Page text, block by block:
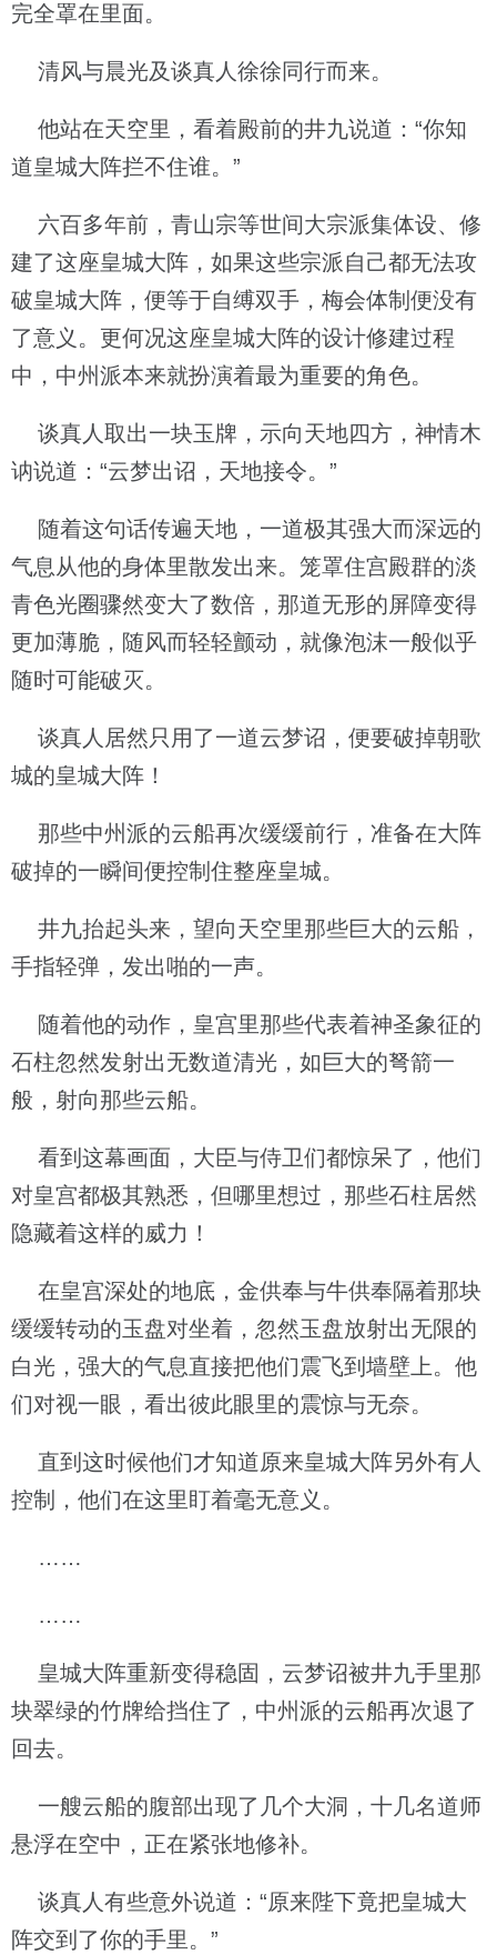
完全罩在里面。
清风与晨光及谈真人徐徐同行而来。
他站在天空里，看着殿前的井九说道：“你知
道皇城大阵拦不住谁。”
六百多年前，青山宗等世间大宗派集体设、修
建了这座皇城大阵，如果这些宗派自己都无法攻
破皇城大阵，便等于自缚双手，梅会体制便没有
了意义。更何况这座皇城大阵的设计修建过程
中，中州派本来就扮演着最为重要的角色。
谈真人取出一块玉牌，示向天地四方，神情木
讷说道：“云梦出诏，天地接令。”
随着这句话传遍天地，一道极其强大而深远的
气息从他的身体里散发出来。笼罩住宫殿群的淡
青色光圈骤然变大了数倍，那道无形的屏障变得
更加薄脆，随风而轻轻颤动，就像泡沫一般似乎
随时可能破灭。
谈真人居然只用了一道云梦诏，便要破掉朝歌
城的皇城大阵！
那些中州派的云船再次缓缓前行，准备在大阵
破掉的一瞬间便控制住整座皇城。
井九抬起头来，望向天空里那些巨大的云船，
手指轻弹，发出啪的一声。
随着他的动作，皇宫里那些代表着神圣象征的
石柱忽然发射出无数道清光，如巨大的弩箭一
般，射向那些云船。
看到这幕画面，大臣与侍卫们都惊呆了，他们
对皇宫都极其熟悉，但哪里想过，那些石柱居然
隐藏着这样的威力！
在皇宫深处的地底，金供奉与牛供奉隔着那块
缓缓转动的玉盘对坐着，忽然玉盘放射出无限的
白光，强大的气息直接把他们震飞到墙壁上。他
们对视一眼，看出彼此眼里的震惊与无奈。
直到这时候他们才知道原来皇城大阵另外有人
控制，他们在这里盯着毫无意义。
……
……
皇城大阵重新变得稳固，云梦诏被井九手里那
块翠绿的竹牌给挡住了，中州派的云船再次退了
回去。
一艘云船的腹部出现了几个大洞，十几名道师
悬浮在空中，正在紧张地修补。
谈真人有些意外说道：“原来陛下竟把皇城大
阵交到了你的手里。”